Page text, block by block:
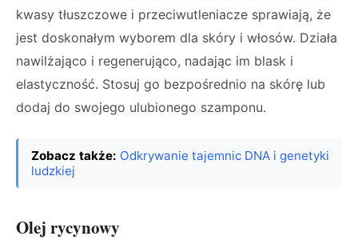
kwasy tłuszczowe i przeciwutleniacze sprawiają, że
jest doskonałym wyborem dla skóry i włosów. Działa
nawilżająco i regenerująco, nadając im blask i
elastyczność. Stosuj go bezpośrednio na skórę lub
dodaj do swojego ulubionego szamponu.
Zobacz także: Odkrywanie tajemnic DNA i genetyki
ludzkiej
Olej rycynowy